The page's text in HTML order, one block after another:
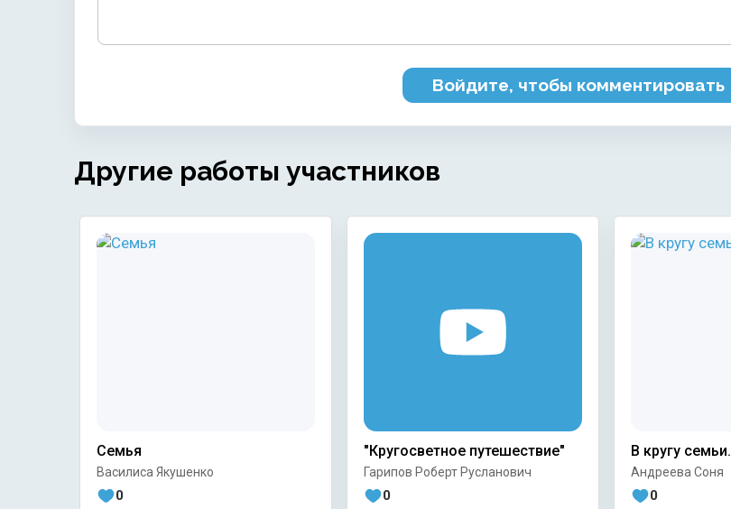
Войдите, чтобы комментировать
Другие работы участников
Семья
Василиса Якушенко
0
"Кругосветное путешествие"
Гарипов Роберт Русланович
0
В кругу семьи.
Андреева Соня
0